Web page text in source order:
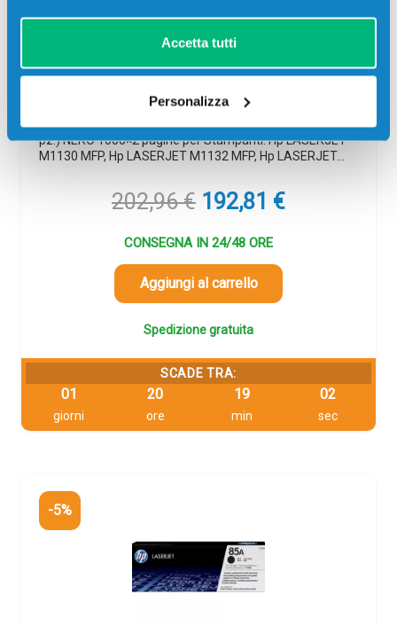
Accetta tutti
Personalizza
Toner originale Hp CE285AD Multipack
85A (Conf. da 2 pz.) NERO
Originale Nero
Toner originale Hp CE285AD Multipack 85A (Conf. da 2
pz.) NERO 1600×2 pagine per Stampanti: Hp LASERJET
M1130 MFP, Hp LASERJET M1132 MFP, Hp LASERJET…
202,96€ Il
originale
era:
202,96 €.
192,81 €Il
CONSEGNA IN 24/48 ORE
Aggiungi al carrello
Spedizione gratuita
SCADE TRA:
01
giorni
20
ore
19
min
02
sec
-5%